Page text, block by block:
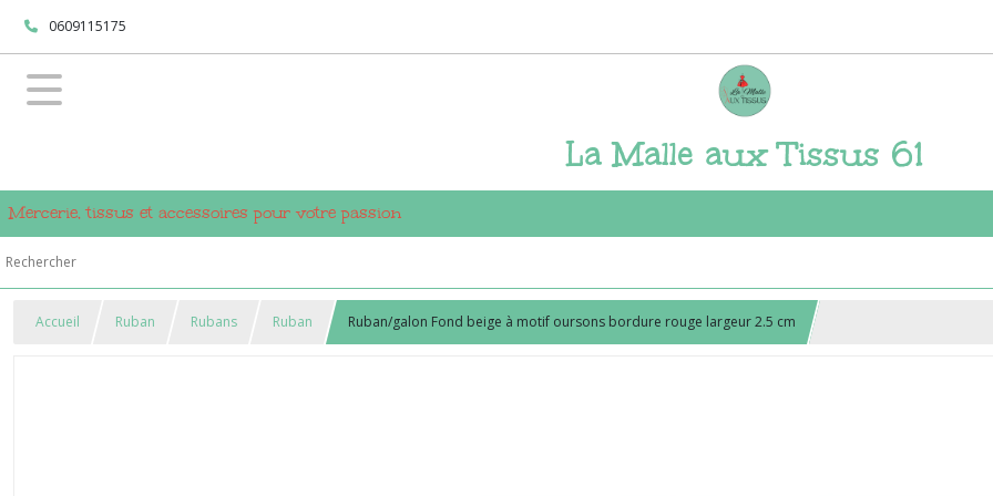
0609115175
La Malle aux Tissus 61
Mercerie, tissus et accessoires pour votre passion
Accueil Ruban Rubans Ruban Ruban/galon Fond beige à motif oursons bordure rouge largeur 2.5 cm